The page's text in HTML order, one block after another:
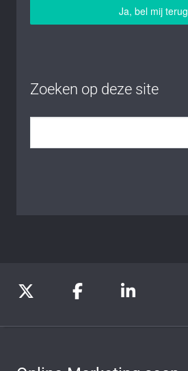
Ja, bel mij terug
Zoeken op deze site